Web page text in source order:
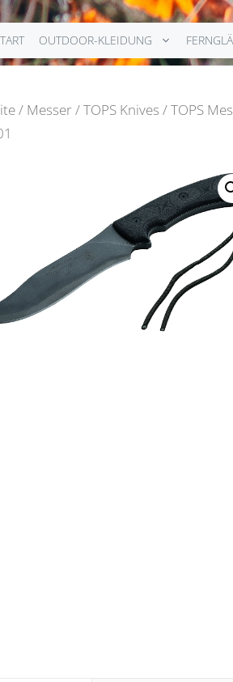
OUTDOOR-KLEIDUNG
/ Messer/TOPS Knives / TOPS